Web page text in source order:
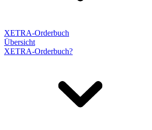
XETRA-Orderbuch
Übersicht
XETRA-Orderbuch?